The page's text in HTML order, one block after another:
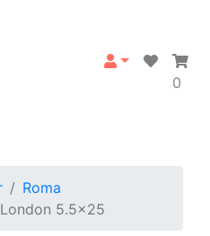
0
Roma
5.5x25